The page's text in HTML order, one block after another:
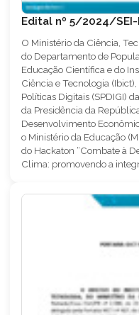
Edital nº 5/2024/SEI-
O Ministério da Ciência,
do Departamento de
Educação Científica e do
Ciência e Tecnologia
Políticas Digitais (SPDIGI)
da Presidência da
Desenvolvimento
o Ministério da Educação
do Hackaton “Combate à
Clima: promovendo a